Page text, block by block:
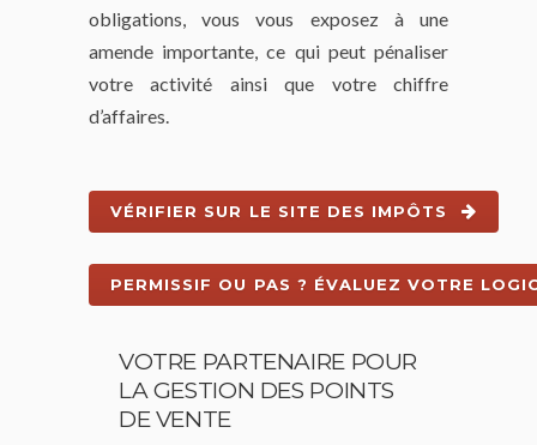
obligations, vous vous exposez à une
amende importante, ce qui peut pénaliser
votre activité ainsi que votre chiffre
d’affaires.
VÉRIFIER SUR LE SITE DES IMPÔTS
PERMISSIF OU PAS ? ÉVALUEZ VOTRE
VOTRE PARTENAIRE POUR
LA GESTION DES POINTS
DE VENTE